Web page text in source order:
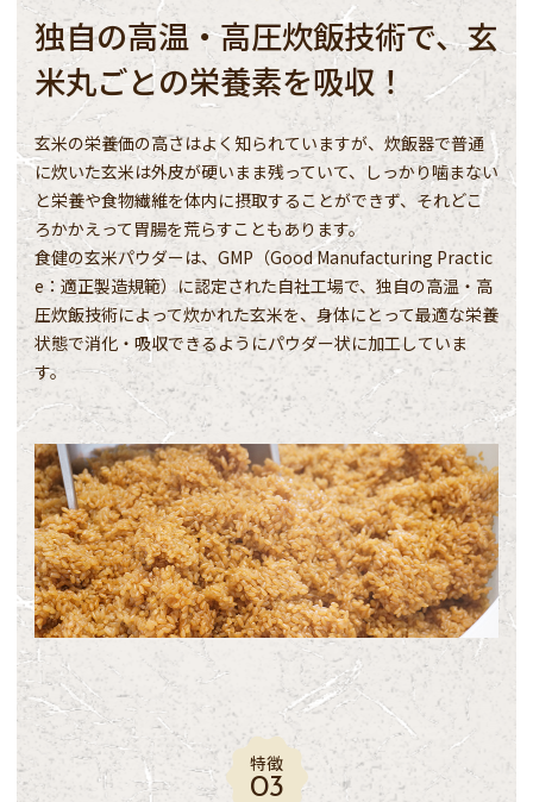
独自の高温・高圧炊飯技術で、玄
米丸ごとの栄養素を吸収！
玄米の栄養価の高さはよく知られていますが、炊飯器で普通
に炊いた玄米は外皮が硬いまま残っていて、しっかり噛まない
と栄養や食物繊維を体内に摂取することができず、それどこ
ろかかえって胃腸を荒らすこともあります。
食健の玄米パウダーは、GMP（Good Manufacturing Practic
e：適正製造規範）に認定された自社工場で、独自の高温・高
圧炊飯技術によって炊かれた玄米を、身体にとって最適な栄養
状態で消化・吸収できるようにパウダー状に加工していま
す。
特徴